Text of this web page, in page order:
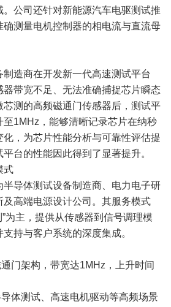
。公司还针对新能源汽车电驱测试推
确测量电机控制器的相电流与直流母
造商在开发新一代高速测试平台
器带宽不足、无法准确捕捉芯片瞬态
芯测的高频磁通门传感器后，测试平
至1MHz，能够清晰记录芯片在纳秒
，为芯片性能分析与可靠性评估提
台的性能因此得到了显著提升。
式
导体测试设备制造商、电力电子研
及高端电源设计公司。其服务模式
”为主，提供从传感器到信号调理模
持与客户系统的深度集成。
门架构，带宽达1MHz，上升时间
体测试、高速电机驱动等高频场景